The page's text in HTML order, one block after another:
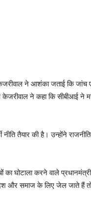
ने आशंका जताई कि जांच
ने कहा कि सीबीआई ने
तैयार की है। उन्होंने
घोटाला करने वाले
समाज के लिए जेल जाते हैं तो